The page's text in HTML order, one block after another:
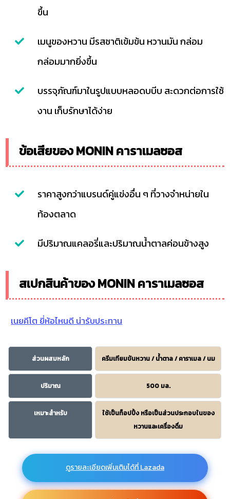
ขึ้น
เมนูของหวาน มีรสชาติเข้มข้น หวานมัน กล่อม
กล่อมมากยิ่งขึ้น
บรรจุภัณฑ์มาในรูปแบบหลอดบบีบ สะดวกต่อการใช้
งาน เก็บรักษาได้ง่าย
ข้อเสียของ MONIN คาราเมลซอส
ราคาสูงกว่าแบรนด์คู่แข่งอื่น ๆ ที่วางจำหน่ายใน
ท้องตลาด
มีปริมาณแคลอรี่และปริมาณน้ำตาลค่อนข้างสูง
สเปกสินค้าของ MONIN คาราเมลซอส
เนยคีโต ยี่ห้อไหนดี น่ารับประทาน
ส่วนผสมหลัก ครีมเทียมข้นหวาน / น้ำตาล / คาราเมล / นม
ปริมาณ 500 มล.
เหมาะสำหรับ
ใช้เป็นท็อปปิ้ง หรือเป็นส่วนประกอบในของ
หวานและเครื่องดื่ม
ดูรายละเอียดเพิ่มเติมได้ที่ Lazada